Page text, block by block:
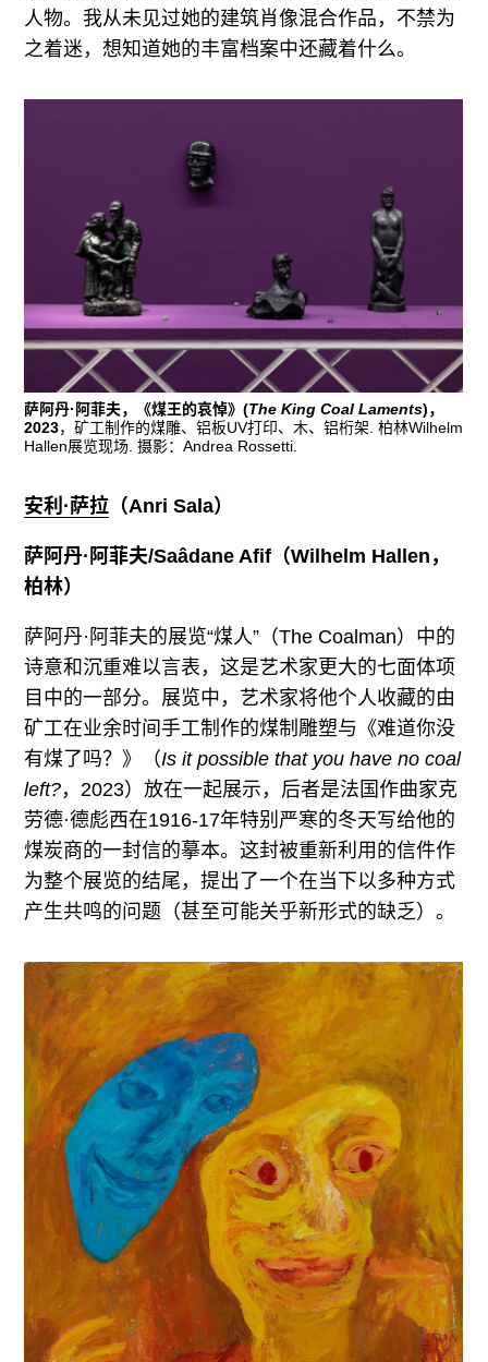
人物。我从未见过她的建筑肖像混合作品，不禁为
之着迷，想知道她的丰富档案中还藏着什么。
萨阿丹·阿菲夫，《煤王的哀悼》(The King Coal Laments)，
2023，矿工制作的煤雕、铝板UV打印、木、铝桁架. 柏林Wilhelm
Hallen展览现场. 摄影：Andrea Rossetti.
安利·萨拉 （Anri Sala）
萨阿丹·阿菲夫/Saâdane Afif（Wilhelm Hallen，
柏林）
萨阿丹·阿菲夫的展览“煤人”（The Coalman）中的
诗意和沉重难以言表，这是艺术家更大的七面体项
目中的一部分。展览中，艺术家将他个人收藏的由
矿工在业余时间手工制作的煤制雕塑与《难道你没
有煤了吗？》（Is it possible that you have no coal
left?，2023）放在一起展示，后者是法国作曲家克
劳德·德彪西在1916-17年特别严寒的冬天写给他的
煤炭商的一封信的摹本。这封被重新利用的信件作
为整个展览的结尾，提出了一个在当下以多种方式
产生共鸣的问题（甚至可能关乎新形式的缺乏）。